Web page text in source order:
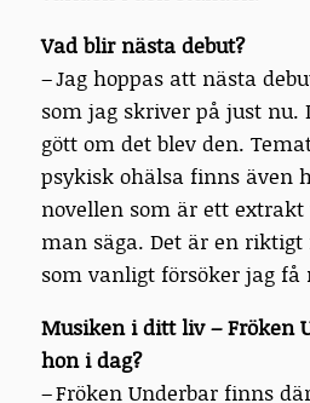
Vad blir nästa debut?
– Jag hoppas att nästa
som jag skriver på just nu.
gött om det blev den.
psykisk ohälsa finns även
novellen som är ett
man säga. Det är en
som vanligt försöker jag få
Musiken i ditt liv – Fröken
hon i dag?
– Fröken Underbar finns